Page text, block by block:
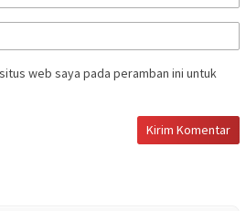
web saya pada peramban ini untuk